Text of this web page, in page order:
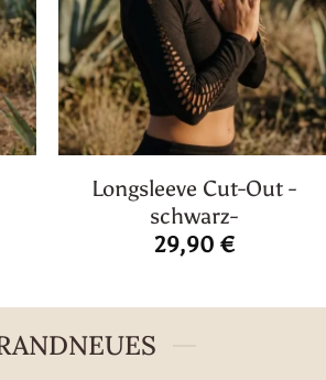
Longsleeve Cut-Out -
schwarz-
29,90 €